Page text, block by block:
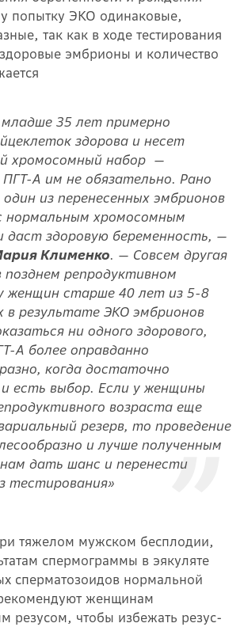
попытку ЭКО одинаковые,
так как в ходе тестирования
эмбрионы и количество
35 лет примерно
здорова и несет
хромосомный набор —
А им не обязательно. Рано
из перенесенных эмбрионов
нормальным хромосомным
даст здоровую беременность, —
Клименко. — Совсем другая
позднем репродуктивном
женщин старше 40 лет из 5-8
в результате ЭКО эмбрионов
ни одного здорового,
А более оправданно
когда достаточно
есть выбор. Если у женщины
возраста еще
резерв, то проведение
и лучше полученным
дать шанс и перенести
тестирования»
тяжелом мужском бесплодии,
спермограммы в эякуляте
сперматозоидов нормальной
женщинам
резусом, чтобы избежать резус-